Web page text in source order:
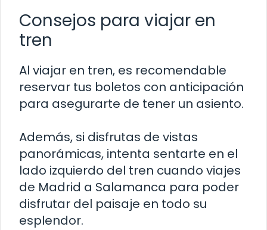
Consejos para viajar en
tren
Al viajar en tren, es recomendable
reservar tus boletos con anticipación
para asegurarte de tener un asiento.
Además, si disfrutas de vistas
panorámicas, intenta sentarte en el
lado izquierdo del tren cuando viajes
de Madrid a Salamanca para poder
disfrutar del paisaje en todo su
esplendor.